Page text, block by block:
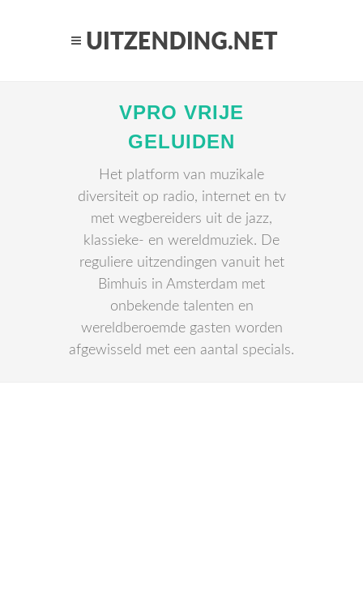
VPRO VRIJE
GELUIDEN
Het platform van muzikale
diversiteit op radio, internet en tv
met wegbereiders uit de jazz,
klassieke- en wereldmuziek. De
reguliere uitzendingen vanuit het
Bimhuis in Amsterdam met
onbekende talenten en
wereldberoemde gasten worden
afgewisseld met een aantal specials.